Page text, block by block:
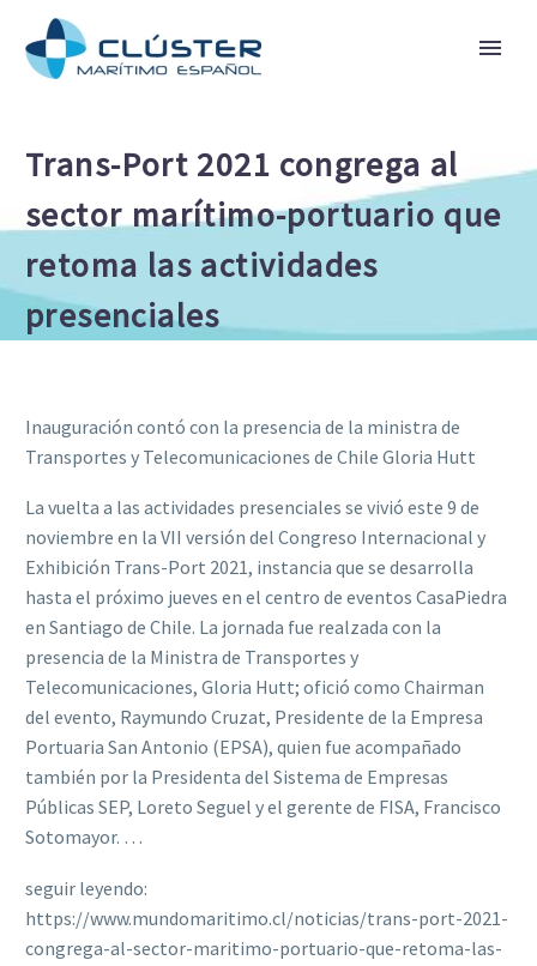
Trans-Port 2021 congrega al
sector marítimo-portuario que
retoma las actividades
presenciales
Inauguración contó con la presencia de la ministra de
Transportes y Telecomunicaciones de Chile Gloria Hutt
La vuelta a las actividades presenciales se vivió este 9 de
noviembre en la VII versión del Congreso Internacional y
Exhibición Trans-Port 2021, instancia que se desarrolla
hasta el próximo jueves en el centro de eventos CasaPiedra
en Santiago de Chile. La jornada fue realzada con la
presencia de la Ministra de Transportes y
Telecomunicaciones, Gloria Hutt; ofició como Chairman
del evento, Raymundo Cruzat, Presidente de la Empresa
Portuaria San Antonio (EPSA), quien fue acompañado
también por la Presidenta del Sistema de Empresas
Públicas SEP, Loreto Seguel y el gerente de FISA, Francisco
Sotomayor. …
seguir leyendo:
https://www.mundomaritimo.cl/noticias/trans-port-2021-
congrega-al-sector-maritimo-portuario-que-retoma-las-